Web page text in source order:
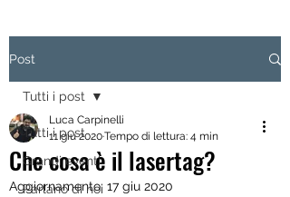
Post
Tutti i post
Grandi eventi
Parlano di noi
Tutti i post
Che cosa è il lasertag?
Luca Carpinelli
11 giu 2020Tempo di lettura: 4 min
Aggiornamento: 17 giu 2020